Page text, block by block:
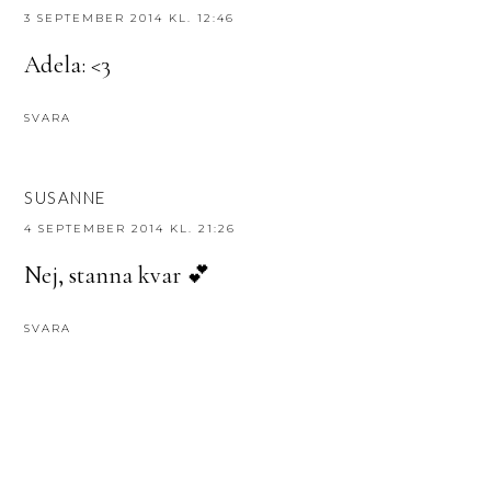
3 SEPTEMBER 2014 KL. 12:46
Adela: <3
SVARA
SUSANNE
4 SEPTEMBER 2014 KL. 21:26
Nej, stanna kvar 💕
SVARA